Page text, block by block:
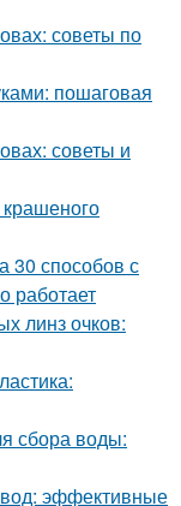
советы по
пошаговая
советы и
30 способов с
работает
линз очков:
сбора воды:
вод: эффективные